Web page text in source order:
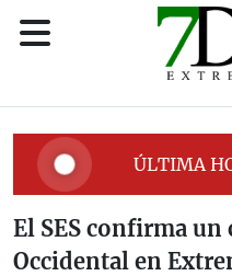
ÚLTIMA
El SES confirma un
Occidental en